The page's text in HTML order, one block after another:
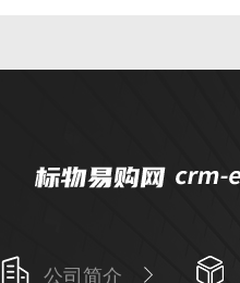
公司简介